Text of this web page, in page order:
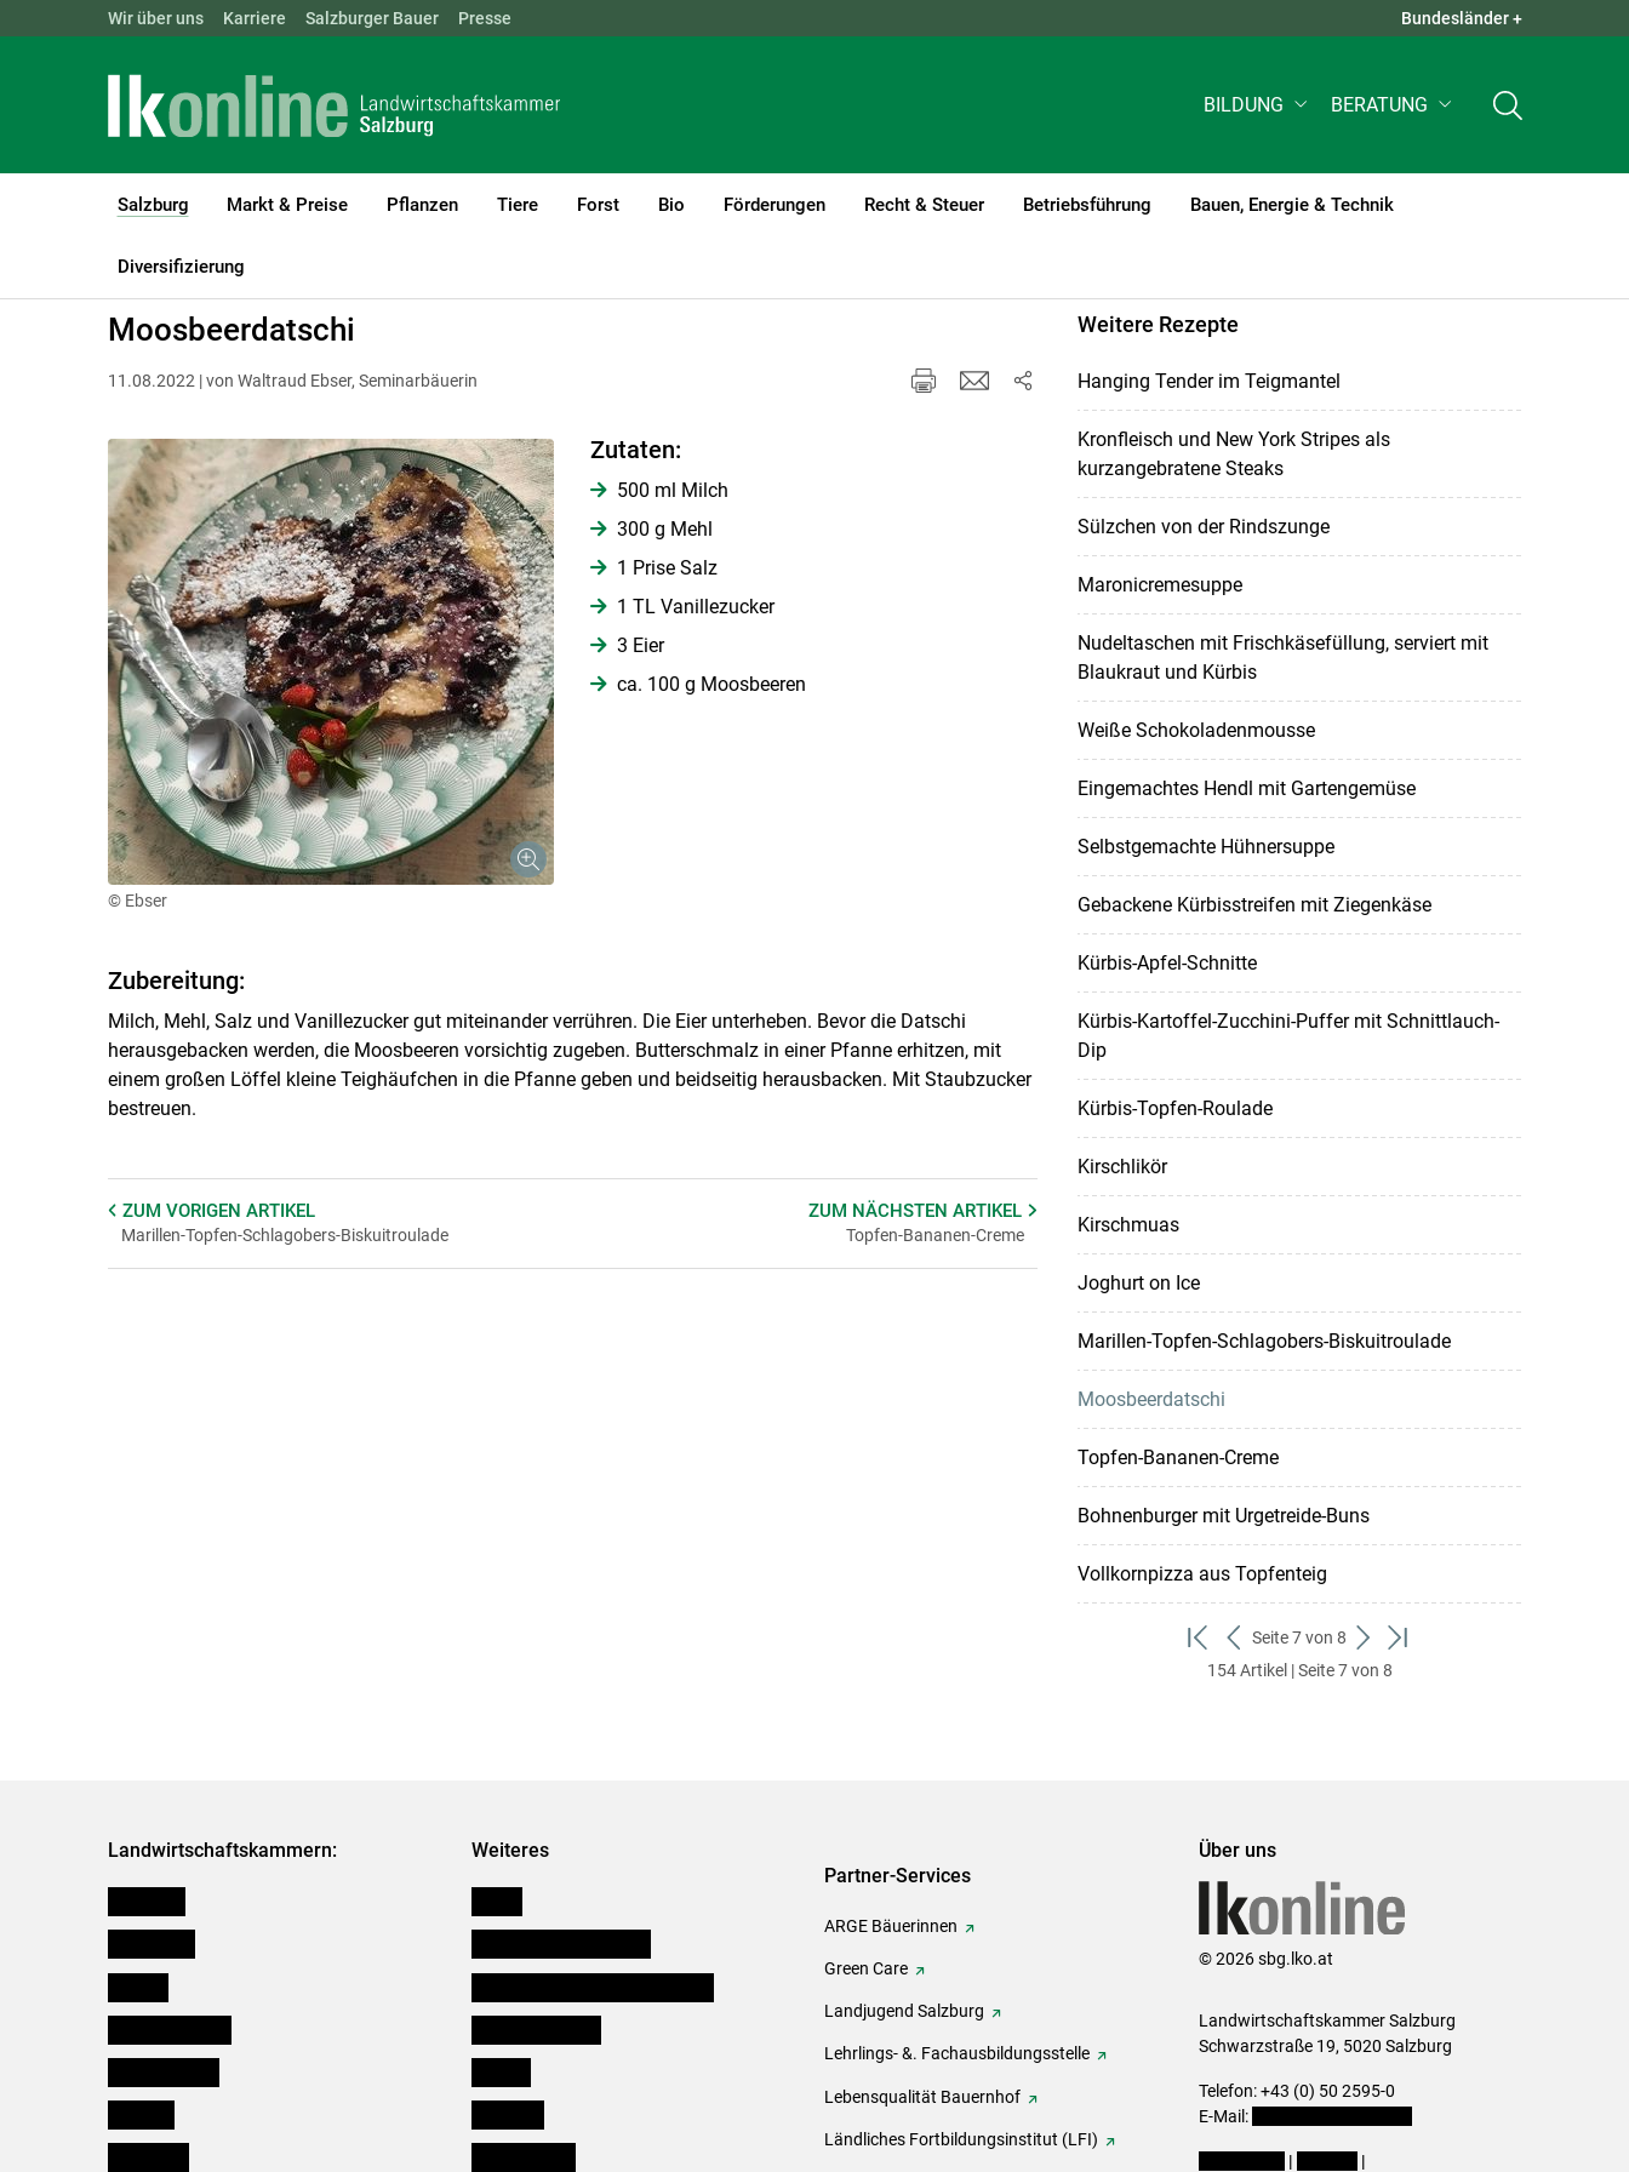
Skip to main content
Landwirtschaftskammern: ÖSTERREICH BGLD KTN QUICK LINKS +
Wir über uns Karriere Salzburger Bauer Presse Bundesländer +
BILDUNG BERATUNG
Salzburg
(current)1
Markt & Preise Pflanzen Tiere Forst Bio Förderungen Recht & Steuer Betriebsführung Bauen, Energie & Technik
Diversifizierung
LK Salzburg Salzburg
Moosbeerdatschi
11.08.2022 | von Waltraud Ebser, Seminarbäuerin
© Ebser
Zutaten:
500 ml Milch
300 g Mehl
1 Prise Salz
1 TL Vanillezucker
3 Eier
ca. 100 g Moosbeeren
Zubereitung:
Milch, Mehl, Salz und Vanillezucker gut miteinander verrühren. Die Eier unterheben. Bevor die Datschi
herausgebacken werden, die Moosbeeren vorsichtig zugeben. Butterschmalz in einer Pfanne erhitzen, mit
einem großen Löffel kleine Teighäufchen in die Pfanne geben und beidseitig herausbacken. Mit Staubzucker
bestreuen.
ZUM VORIGEN ARTIKEL
Marillen-Topfen-Schlagobers-Biskuitroulade
ZUM NÄCHSTENARTIKEL
Topfen-Bananen-Creme
Weitere Rezepte
Hanging Tender im Teigmantel
Kronfleisch und New York Stripes als
kurzangebratene Steaks
Sülzchen von der Rindszunge
Maronicremesuppe
Nudeltaschen mit Frischkäsefüllung, serviert mit
Blaukraut und Kürbis
Weiße Schokoladenmousse
Eingemachtes Hendl mit Gartengemüse
Selbstgemachte Hühnersuppe
Gebackene Kürbisstreifen mit Ziegenkäse
Kürbis-Apfel-Schnitte
Kürbis-Kartoffel-Zucchini-Puffer mit Schnittlauch-
Dip
Kürbis-Topfen-Roulade
Kirschlikör
Kirschmuas
Joghurt on Ice
Marillen-Topfen-Schlagobers-Biskuitroulade
Moosbeerdatschi
Topfen-Bananen-Creme
Bohnenburger mit Urgetreide-Buns
Vollkornpizza aus Topfenteig
zum
ersten
zurück
zum
Seite 7 von 8
weiter
zum
zum
154 Artikel | Seite 7 von 8
Landwirtschaftskammern: Weiteres
Partner-Services
ARGE Bäuerinnen
Green Care
Landjugend Salzburg
Lehrlings- &. Fachausbildungsstelle
Lebensqualität Bauernhof
Ländliches Fortbildungsinstitut (LFI)
Über uns
© 2026 sbg.lko.at
Landwirtschaftskammer Salzburg
Schwarzstraße 19, 5020 Salzburg
Telefon: +43 (0) 50 2595-0
E-Mail:
| |